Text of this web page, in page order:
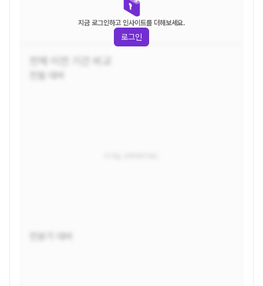
이전 기간 비교
지금 로그인하고 인사이트를 더해보세요.
로그인